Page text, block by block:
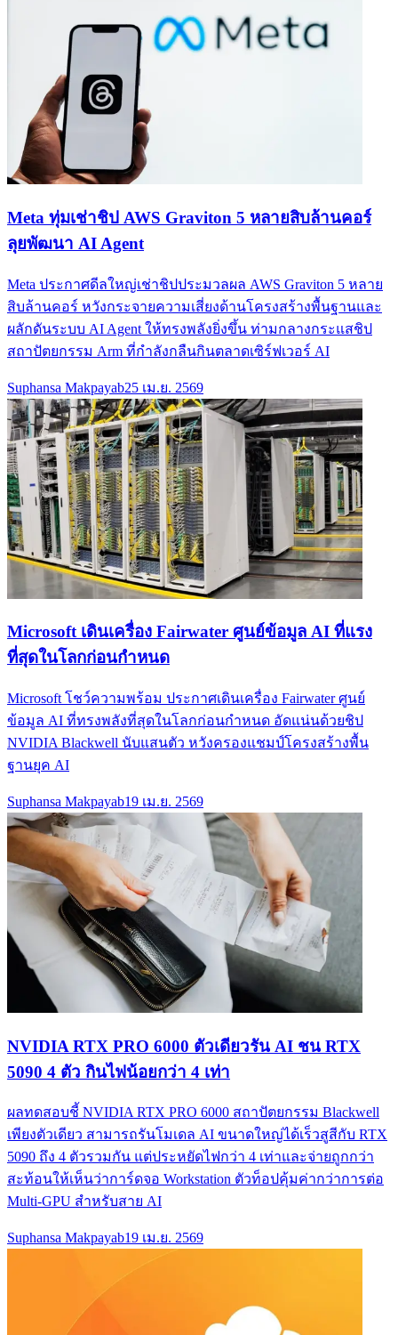
Meta ทุ่มเช่าชิป AWS Graviton 5 หลายสิบล้านคอร์
ลุยพัฒนา AI Agent
Meta ประกาศดีลใหญ่เช่าชิปประมวลผล AWS Graviton 5 หลาย
สิบล้านคอร์ หวังกระจายความเสี่ยงด้านโครงสร้างพื้นฐานและ
ผลักดันระบบ AI Agent ให้ทรงพลังยิ่งขึ้น ท่ามกลางกระแสชิป
สถาปัตยกรรม Arm ที่กำลังกลืนกินตลาดเซิร์ฟเวอร์ AI
Suphansa Makpayab25 เม.ย. 2569
Microsoft เดินเครื่อง Fairwater ศูนย์ข้อมูล AI ที่แรง
ที่สุดในโลกก่อนกำหนด
Microsoft โชว์ความพร้อม ประกาศเดินเครื่อง Fairwater ศูนย์
ข้อมูล AI ที่ทรงพลังที่สุดในโลกก่อนกำหนด อัดแน่นด้วยชิป
NVIDIA Blackwell นับแสนตัว หวังครองแชมป์โครงสร้างพื้น
ฐานยุค AI
Suphansa Makpayab19 เม.ย. 2569
NVIDIA RTX PRO 6000 ตัวเดียวรัน AI ชน RTX
5090 4 ตัว กินไฟน้อยกว่า 4 เท่า
ผลทดสอบชี้ NVIDIA RTX PRO 6000 สถาปัตยกรรม Blackwell
เพียงตัวเดียว สามารถรันโมเดล AI ขนาดใหญ่ได้เร็วสูสีกับ RTX
5090 ถึง 4 ตัวรวมกัน แต่ประหยัดไฟกว่า 4 เท่าและจ่ายถูกกว่า
สะท้อนให้เห็นว่าการ์ดจอ Workstation ตัวท็อปคุ้มค่ากว่าการต่อ
Multi-GPU สำหรับสาย AI
Suphansa Makpayab19 เม.ย. 2569